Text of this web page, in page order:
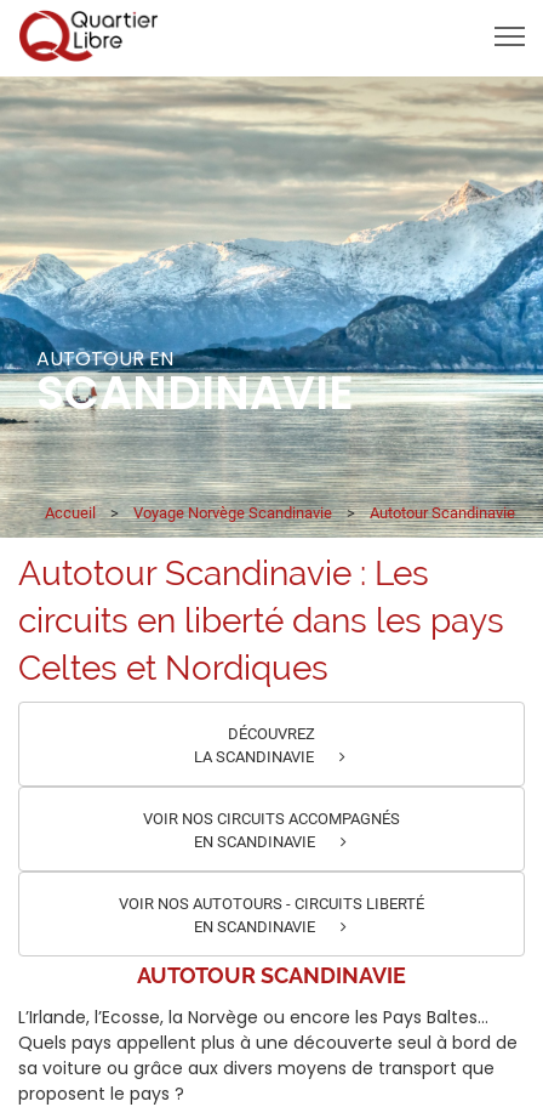
AUTOTOUR EN
SCANDINAVIE
Accueil > Voyage Norvège Scandinavie > Autotour Scandinavie
Autotour Scandinavie : Les
circuits en liberté dans les pays
Celtes et Nordiques
DÉCOUVREZ
LA SCANDINAVIE
VOIR NOS CIRCUITS ACCOMPAGNÉS
EN SCANDINAVIE
VOIR NOS AUTOTOURS - CIRCUITS LIBERTÉ
EN SCANDINAVIE
AUTOTOUR SCANDINAVIE
L’Irlande, l’Ecosse, la Norvège ou encore les Pays Baltes...
Quels pays appellent plus à une découverte seul à bord de
sa voiture ou grâce aux divers moyens de transport que
proposent le pays ?